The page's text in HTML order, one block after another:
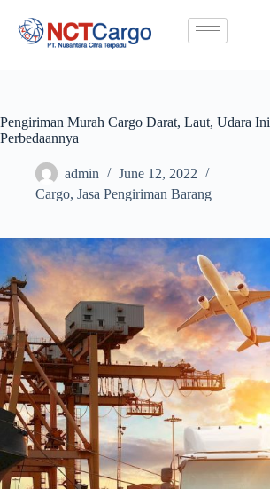
Pengiriman Murah Cargo Darat, Laut, Udara Ini
Perbedaannya
admin
June 12, 2022
Cargo, Jasa Pengiriman Barang